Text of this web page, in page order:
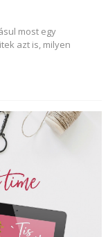
most egy
azt is, milyen